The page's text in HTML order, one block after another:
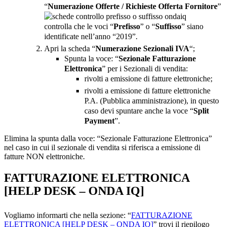
“Numerazione Offerte / Richieste Offerta Fornitore”
controlla che le voci “Prefisso” o “Suffisso” siano
identificate nell’anno “2019”.
Apri la scheda “Numerazione Sezionali IVA“;
Spunta la voce: “Sezionale Fatturazione
Elettronica” per i Sezionali di vendita:
rivolti a emissione di fatture elettroniche;
rivolti a emissione di fatture elettroniche
P.A. (Pubblica amministrazione), in questo
caso devi spuntare anche la voce “Split
Payment”.
Elimina la spunta dalla voce: “Sezionale Fatturazione Elettronica”
nel caso in cui il sezionale di vendita si riferisca a emissione di
fatture NON elettroniche.
FATTURAZIONE ELETTRONICA
[HELP DESK – ONDA IQ]
Vogliamo informarti che nella sezione: “FATTURAZIONE
ELETTRONICA [HELP DESK – ONDA IQ]” trovi il riepilogo